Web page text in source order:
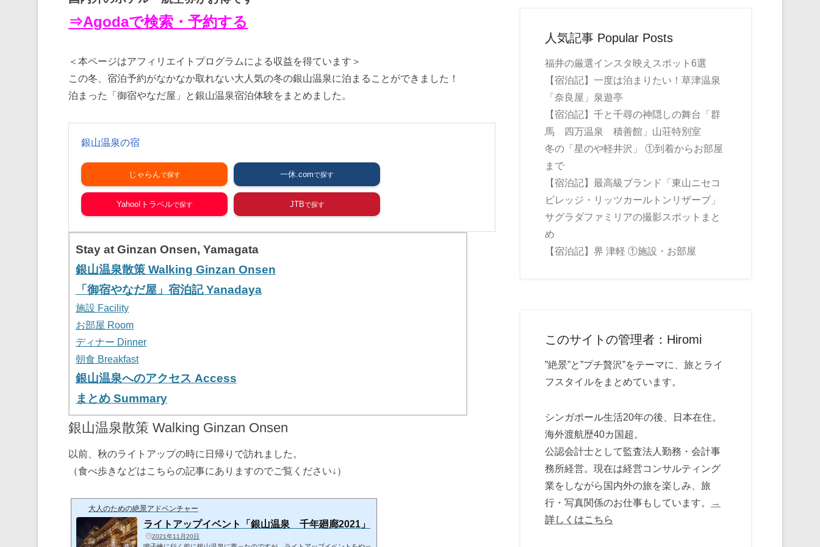
⇒Agodaで検索・予約する
＜本ページはアフィリエイトプログラムによる収益を得ています＞
この冬、宿泊予約がなかなか取れない大人気の冬の銀山温泉に泊まることができました！
泊まった「御宿やなだ屋」と銀山温泉宿泊体験をまとめました。
銀山温泉の宿
じゃらん 一休.com
Yahoo!トラベル JTB
Stay at Ginzan Onsen, Yamagata
銀山温泉散策 Walking Ginzan Onsen
「御宿やなだ屋」宿泊記 Yanadaya
施設 Facility
お部屋 Room
ディナー Dinner
朝食 Breakfast
銀山温泉へのアクセス Access
まとめ Summary
銀山温泉散策 Walking Ginzan Onsen
以前、秋のライトアップの時に日帰りで訪れました。
（食べ歩きなどはこちらの記事にありますのでご覧ください↓）
大人のための絶景アドベンチャー
ライトアップイベント「銀山温泉 千年廻廊2021」
2021年11月20日
人気記事 Popular Posts
福井の厳選インスタ映えスポット6選
【宿泊記】一度は泊まりたい！草津温泉
「奈良屋」泉遊亭
【宿泊記】千と千尋の神隠しの舞台「群
馬 四万温泉 積善館」山荘特別室
冬の「星のや軽井沢」 ①到着からお部屋
まで
【宿泊記】最高級ブランド「東山ニセコ
ビレッジ・リッツカールトンリザーブ」
サグラダファミリアの撮影スポットまと
め
【宿泊記】界 津軽 ①施設・お部屋
このサイトの管理者：Hiromi
”絶景”と”プチ贅沢”をテーマに、旅とライ
フスタイルをまとめています。
シンガポール生活20年の後、日本在住。
海外渡航歴40カ国超。
公認会計士として監査法人勤務・会計事
務所経営。現在は経営コンサルティング
業をしながら国内外の旅を楽しみ、旅
行・写真関係のお仕事もしています。
→
詳しくはこちら